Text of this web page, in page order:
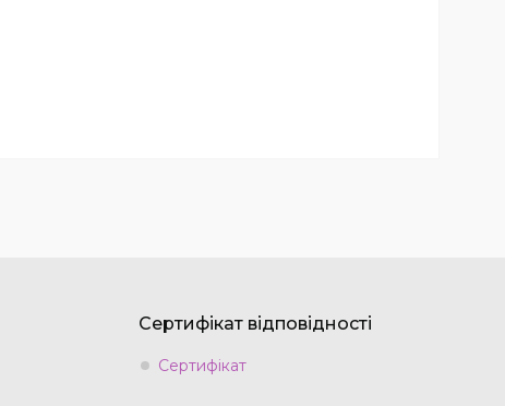
Сертифікат відповідності
Сертифікат